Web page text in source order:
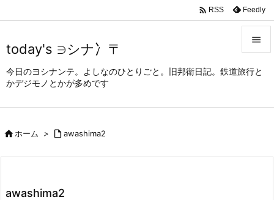
today's ∋シナ冫〒
今日のヨシナンテ。よしなのひとりごと。旧邦衛日記。鉄道旅行と
かデジモノとかが多めです


メニュ
サイド

 RSS Feedly
ホーム >  awashima2
awashima2